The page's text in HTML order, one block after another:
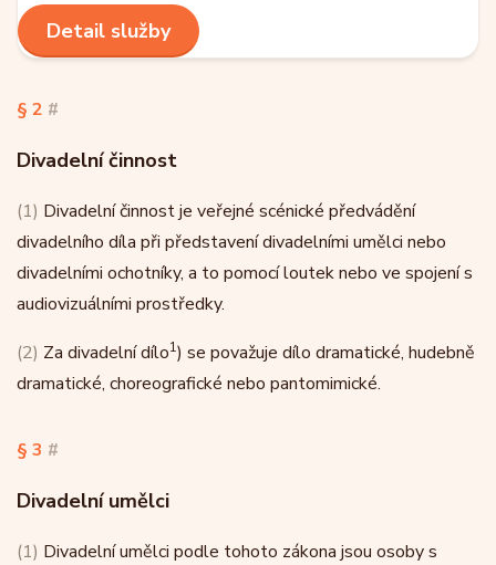
Detail služby
§ 2 #
Divadelní činnost
(1) Divadelní činnost je veřejné scénické předvádění
divadelního díla při představení divadelními umělci nebo
divadelními ochotníky, a to pomocí loutek nebo ve spojení s
audiovizuálními prostředky.
(2) Za divadelní dílo1) se považuje dílo dramatické, hudebně
dramatické, choreografické nebo pantomimické.
§ 3 #
Divadelní umělci
(1) Divadelní umělci podle tohoto zákona jsou osoby s